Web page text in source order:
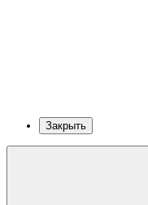
Закрыть